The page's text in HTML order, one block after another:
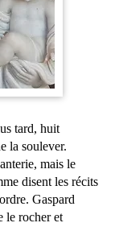
tard, huit
la soulever.
mais le
disent les récits
Gaspard
le rocher et